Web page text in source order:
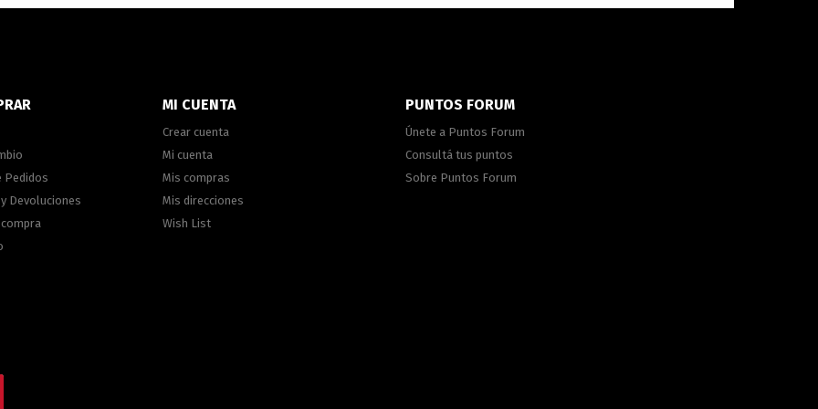
Pedidos
Devoluciones
MI CUENTA
Crear cuenta
Mi cuenta
Mis compras
Mis direcciones
Wish List
PUNTOS FORUM
Únete a Puntos Forum
Consultá tus puntos
Sobre Puntos Forum